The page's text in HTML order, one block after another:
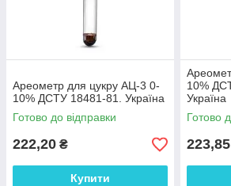
Ареометр для цукру АЦ-3 0-
10% ДСТУ 18481-81. Україна
Готово до відправки
222,20 ₴
Купити
10%
Україна
Готово
223,85